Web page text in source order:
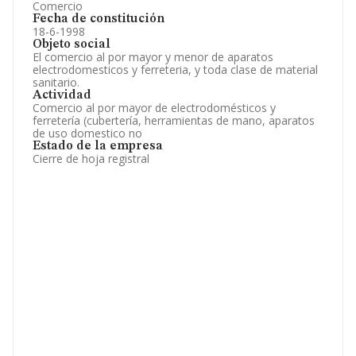
Comercio
Fecha de constitución
18-6-1998
Objeto social
El comercio al por mayor y menor de aparatos
electrodomesticos y ferreteria, y toda clase de material
sanitario.
Actividad
Comercio al por mayor de electrodomésticos y
ferretería (cubertería, herramientas de mano, aparatos
de uso domestico no
Estado de la empresa
Cierre de hoja registral